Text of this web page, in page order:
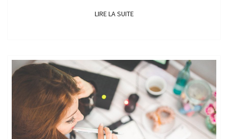
LIRE LA SUITELIRE LA SUITE